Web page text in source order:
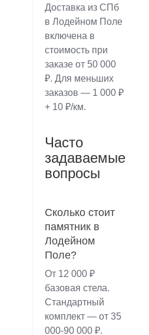
Доставка из СПб
в Лодейном Поле
включена в
стоимость при
заказе от 50 000
₽. Для меньших
заказов — 1 000 ₽
+ 10 ₽/км.
Часто
задаваемые
вопросы
Сколько стоит
памятник в
Лодейном
Поле?
От 12 000 ₽
базовая стела.
Стандартный
комплект — от 35
000-90 000 ₽.